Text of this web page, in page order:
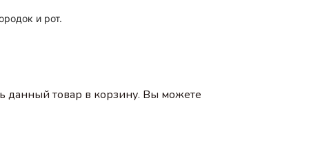
и рот.
данный товар в корзину. Вы можете